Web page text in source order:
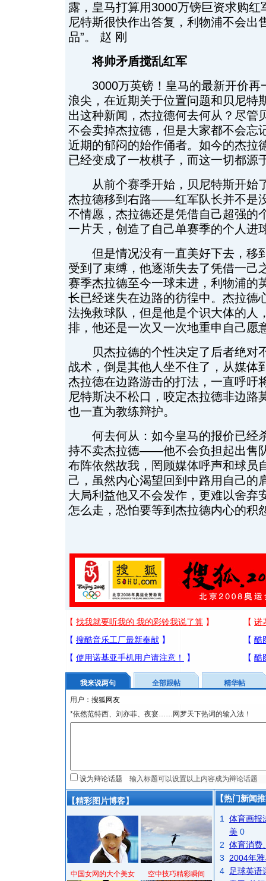
露，皇马打算用3000万镑巨资求购
尼特斯很快作出答复，利物浦不会出
品”。 赵 刚
将帅矛盾搅乱红军
3000万英镑！皇马的最新开价再
浪尖，在近期关于位置问题和贝尼特
出这种新闻，杰拉德何去何从？尽管
不会卖掉杰拉德，但是大家都不会忘
近期的郁闷的始作俑者。如今的杰拉
已经变成了一枚棋子，而这一切都源
从前个赛季开始，贝尼特斯开始
杰拉德移到右路——红军队长并不是
不情愿，杰拉德还是凭借自己超强的
一片天，创造了自己单赛季的个人进
但是情况没有一直美好下去，移
受到了束缚，他逐渐失去了凭借一己
赛季杰拉德至今一球未进，利物浦的
长已经迷失在边路的彷徨中。杰拉德
法挽救球队，但是他是个识大体的人
排，他还是一次又一次地重申自己愿
贝杰拉德的个性决定了后者绝对
战术，倒是其他人坐不住了，从媒体
杰拉德在边路游击的打法，一直呼吁
尼特斯决不松口，咬定杰拉德非边路
也一直为教练辩护。
何去何从：如今皇马的报价已经
持不卖杰拉德——他不会负担起出售
布阵依然故我，罔顾媒体呼声和球员
己，虽然内心渴望回到中路用自己的
大局利益他又不会发作，更难以舍弃
怎么走，恐怕要等到杰拉德内心的积
我来说两句 全部跟帖
精华帖
用户：
*依然范特西、刘亦菲、夜宴……网罗天下热词的输入法！
设为辩论话题
【精彩图片博客】
中国女网的大个美女 空中技巧精彩瞬间
【热门新闻
1
体育画报
美 0
2 体育消费
3
2004年
4
足球英语